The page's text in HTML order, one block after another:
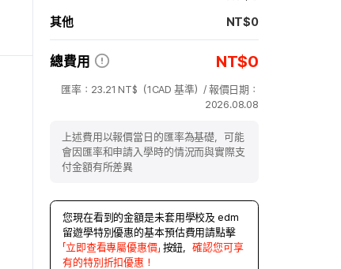
其他
NT$0
總費用 NT$0
匯率： 23.21 NT$（1CAD 基準）/ 報價日期：
2026.08.08
上述費用以報價當日的匯率為基礎，可能
會因匯率和申請入學時的情況而與實際支
付金額有所差異
您現在看到的金額是未套用學校及 edm
留遊學特別優惠的基本預估費用請點擊
「立即查看專屬優惠價」 按鈕，確認您可享
有的特別折扣優惠！